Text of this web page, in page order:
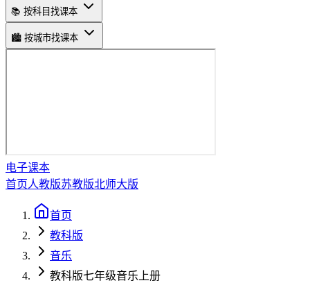
📚 按科目找课本
🏙️ 按城市找课本
电子课本
首页人教版苏教版北师大版
首页
教科版
音乐
教科版七年级音乐上册